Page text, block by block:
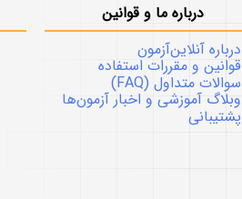
درباره ما و قوانین
درباره آنلاین‌آزمون
قوانین و مقررات استفاده
سوالات متداول (FAQ)
وبلاگ آموزشی و اخبار آزمون‌ها
پشتیبانی